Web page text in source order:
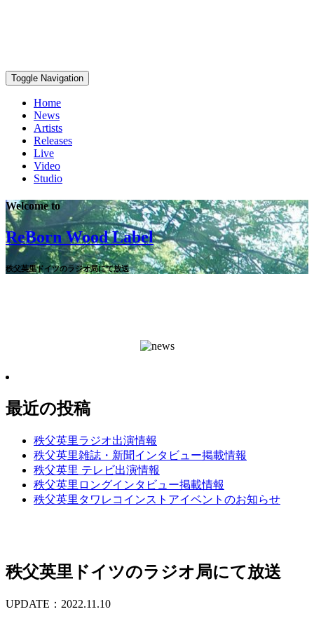
Toggle Navigation
Home
News
Artists
Releases
Live
Video
Studio
Welcome to
ReBorn Wood Label
秩父英里ドイツのラジオ局にて放送
最近の投稿
秩父英里ラジオ出演情報
秩父英里雑誌・新聞インタビュー掲載情報
秩父英里 テレビ出演情報
秩父英里ロングインタビュー掲載情報
秩父英里タワレコインストアイベントのお知らせ
秩父英里ドイツのラジオ局にて放送
UPDATE：2022.11.10